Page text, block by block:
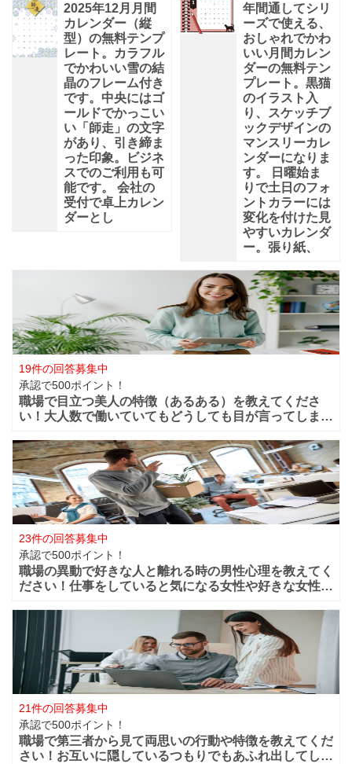
2025年12月月間
カレンダー（縦
型）の無料テンプ
レート。カラフル
でかわいい雪の結
晶のフレーム付き
です。中央にはゴ
ールドでかっこい
い「師走」の文字
があり、引き締ま
った印象。ビジネ
スでのご利用も可
能です。 会社の
受付で卓上カレン
ダーとし
年間通してシリ
ーズで使える、
おしゃれでかわ
いい月間カレン
ダーの無料テン
プレート。黒猫
のイラスト入
り、スケッチブ
ックデザインの
マンスリーカレ
ンダーになりま
す。 日曜始ま
りで土日のフォ
ントカラーには
変化を付けた見
やすいカレンダ
ー。張り紙、
19件の回答募集中
承認で500ポイント！
職場で目立つ美人の特徴（あるある）を教えてくださ
い！大人数で働いていてもどうしても目が言ってしまう
ってしまうような美人は職場ではどの様な行動や特徴が
あるのでしょうか？ファッションセンスが良い
23件の回答募集中
承認で500ポイント！
職場の異動で好きな人と離れる時の男性心理を教えてく
ださい！仕事をしていると気になる女性や好きな女性な
仲良く過ごせたけど異動になってしまうと離れてしまい
ます。 男性的には好きな女性がいた場合は
21件の回答募集中
承認で500ポイント！
職場で第三者から見て両思いの行動や特徴を教えてくだ
さい！お互いに隠しているつもりでもあふれ出してしま